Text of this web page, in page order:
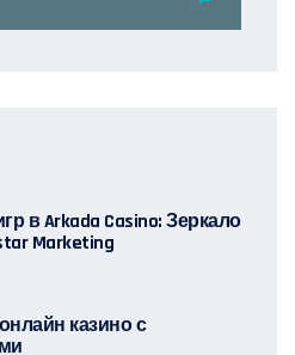
в Arkada Casino: Зеркало
Marketing
казино с